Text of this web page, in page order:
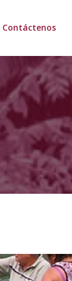
Contáctenos